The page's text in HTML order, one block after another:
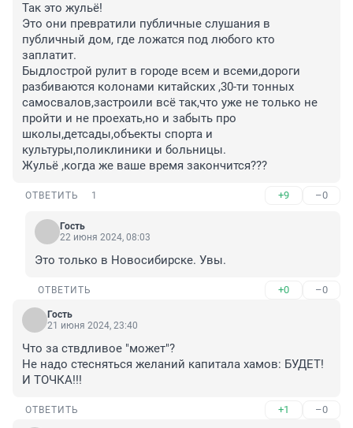
Так это жульё!
Это они превратили публичные слушания в
публичный дом, где ложатся под любого кто
заплатит.
Быдлострой рулит в городе всем и всеми,дороги
разбиваются колонами китайских ,30-ти тонных
самосвалов,застроили всё так,что уже не только не
пройти и не проехать,но и забыть про
школы,детсады,объекты спорта и
культуры,поликлиники и больницы.
Жульё ,когда же ваше время закончится???
ОТВЕТИТЬ 1 +9 –0
Гость
22 июня 2024, 08:03
Это только в Новосибирске. Увы.
ОТВЕТИТЬ +0 –0
Гость
21 июня 2024, 23:40
Что за ствдливое "может"?
Не надо стесняться желаний капитала хамов: БУДЕТ!
И ТОЧКА!!!
ОТВЕТИТЬ +1 –0